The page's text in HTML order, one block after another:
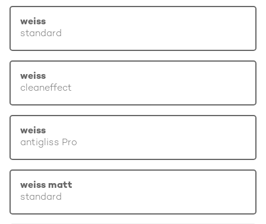
weiss
standard
weiss
cleaneffect
weiss
antigliss Pro
weiss matt
standard